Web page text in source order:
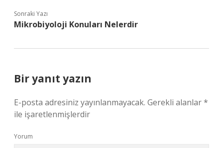
Sonraki Yazı
Mikrobiyoloji Konuları Nelerdir
Bir yanıt yazın
E-posta adresiniz yayınlanmayacak. Gerekli alanlar*
ile işaretlenmişlerdir
Yorum